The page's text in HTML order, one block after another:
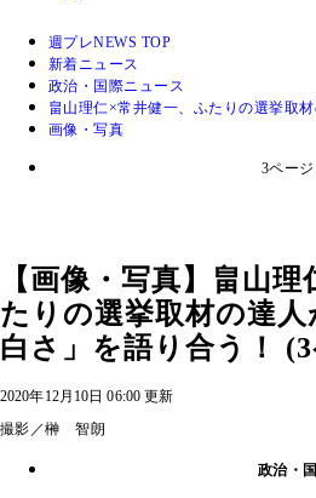
週プレNEWS TOP
新着ニュース
政治・国際ニュース
畠山理仁×常井健一、ふたりの選挙取
画像・写真
3ページ
【画像・写真】畠山
たりの選挙取材の達
白さ」を語り合う！
2020年12月10日 06:00 更新
撮影／榊 智朗
政治・